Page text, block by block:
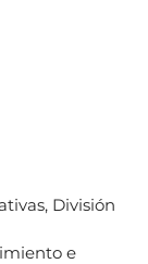
División
e